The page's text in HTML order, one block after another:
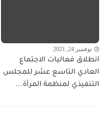
نوفمبر 24, 2021
انطلاق فعاليات الاجتماع
العادي التاسع عشر للمجلس
التنفيذي لمنظمة المرأة...